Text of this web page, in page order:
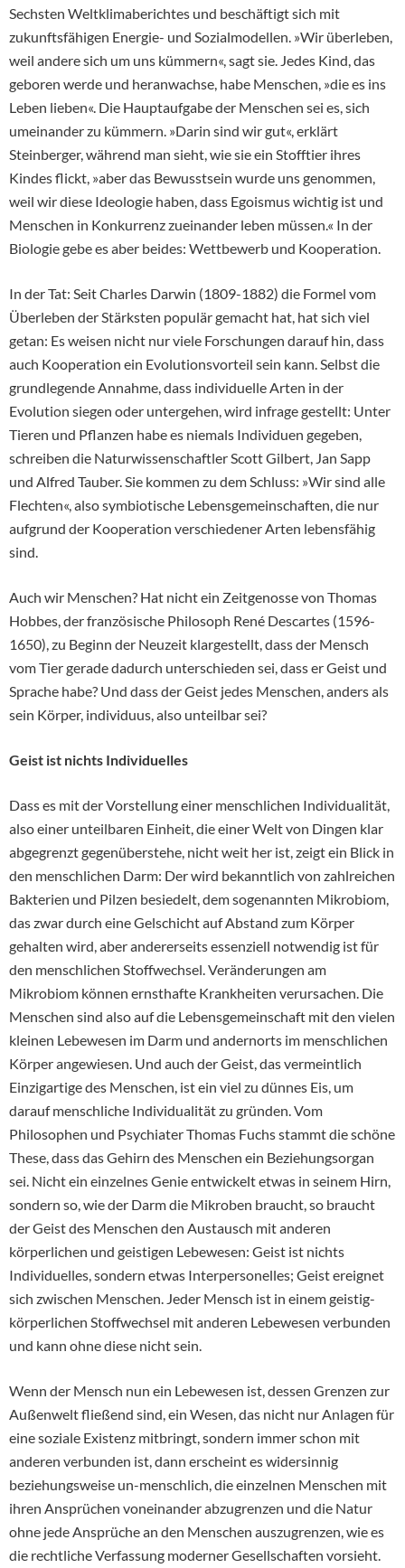
Sechsten Weltklimaberichtes und beschäftigt sich mit
zukunftsfähigen Energie- und Sozialmodellen. »Wir überleben,
weil andere sich um uns kümmern«, sagt sie. Jedes Kind, das
geboren werde und heranwachse, habe Menschen, »die es ins
Leben lieben«. Die Hauptaufgabe der Menschen sei es, sich
umeinander zu kümmern. »Darin sind wir gut«, erklärt
Steinberger, während man sieht, wie sie ein Stofftier ihres
Kindes flickt, »aber das Bewusstsein wurde uns genommen,
weil wir diese Ideologie haben, dass Egoismus wichtig ist und
Menschen in Konkurrenz zueinander leben müssen.« In der
Biologie gebe es aber beides: Wettbewerb und Kooperation.
In der Tat: Seit Charles Darwin (1809-1882) die Formel vom
Überleben der Stärksten populär gemacht hat, hat sich viel
getan: Es weisen nicht nur viele Forschungen darauf hin, dass
auch Kooperation ein Evolutionsvorteil sein kann. Selbst die
grundlegende Annahme, dass individuelle Arten in der
Evolution siegen oder untergehen, wird infrage gestellt: Unter
Tieren und Pflanzen habe es niemals Individuen gegeben,
schreiben die Naturwissenschaftler Scott Gilbert, Jan Sapp
und Alfred Tauber. Sie kommen zu dem Schluss: »Wir sind alle
Flechten«, also symbiotische Lebensgemeinschaften, die nur
aufgrund der Kooperation verschiedener Arten lebensfähig
sind.
Auch wir Menschen? Hat nicht ein Zeitgenosse von Thomas
Hobbes, der französische Philosoph René Descartes (1596-
1650), zu Beginn der Neuzeit klargestellt, dass der Mensch
vom Tier gerade dadurch unterschieden sei, dass er Geist und
Sprache habe? Und dass der Geist jedes Menschen, anders als
sein Körper, individuus, also unteilbar sei?
Geist ist nichts Individuelles
Dass es mit der Vorstellung einer menschlichen Individualität,
also einer unteilbaren Einheit, die einer Welt von Dingen klar
abgegrenzt gegenüberstehe, nicht weit her ist, zeigt ein Blick in
den menschlichen Darm: Der wird bekanntlich von zahlreichen
Bakterien und Pilzen besiedelt, dem sogenannten Mikrobiom,
das zwar durch eine Gelschicht auf Abstand zum Körper
gehalten wird, aber andererseits essenziell notwendig ist für
den menschlichen Stoffwechsel. Veränderungen am
Mikrobiom können ernsthafte Krankheiten verursachen. Die
Menschen sind also auf die Lebensgemeinschaft mit den vielen
kleinen Lebewesen im Darm und andernorts im menschlichen
Körper angewiesen. Und auch der Geist, das vermeintlich
Einzigartige des Menschen, ist ein viel zu dünnes Eis, um
darauf menschliche Individualität zu gründen. Vom
Philosophen und Psychiater Thomas Fuchs stammt die schöne
These, dass das Gehirn des Menschen ein Beziehungsorgan
sei. Nicht ein einzelnes Genie entwickelt etwas in seinem Hirn,
sondern so, wie der Darm die Mikroben braucht, so braucht
der Geist des Menschen den Austausch mit anderen
körperlichen und geistigen Lebewesen: Geist ist nichts
Individuelles, sondern etwas Interpersonelles; Geist ereignet
sich zwischen Menschen. Jeder Mensch ist in einem geistig-
körperlichen Stoffwechsel mit anderen Lebewesen verbunden
und kann ohne diese nicht sein.
Wenn der Mensch nun ein Lebewesen ist, dessen Grenzen zur
Außenwelt fließend sind, ein Wesen, das nicht nur Anlagen für
eine soziale Existenz mitbringt, sondern immer schon mit
anderen verbunden ist, dann erscheint es widersinnig
beziehungsweise un-menschlich, die einzelnen Menschen mit
ihren Ansprüchen voneinander abzugrenzen und die Natur
ohne jede Ansprüche an den Menschen auszugrenzen, wie es
die rechtliche Verfassung moderner Gesellschaften vorsieht.